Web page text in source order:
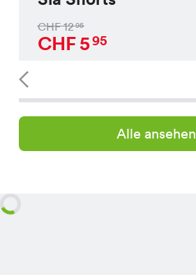
CHF1295
CHF595
Alle ansehen